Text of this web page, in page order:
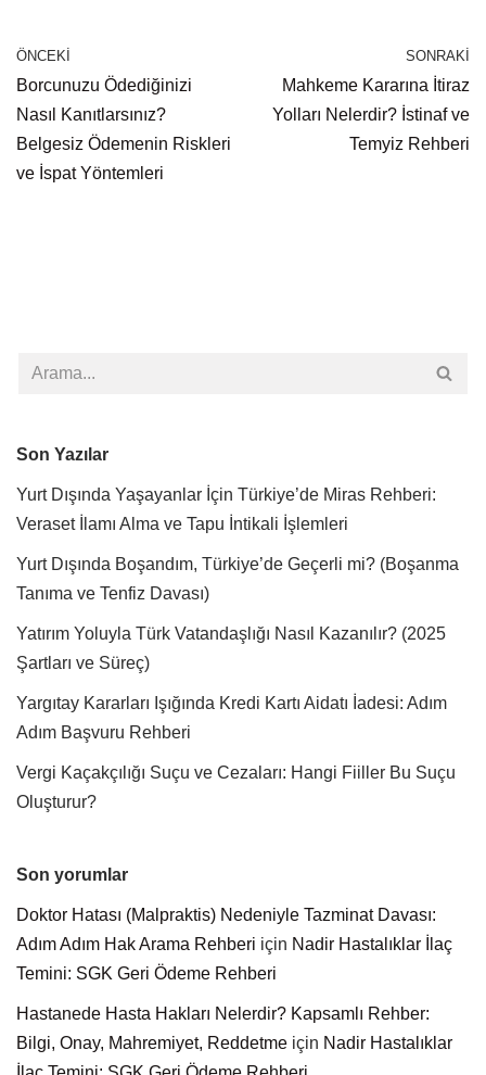
ÖNCEKI
Borcunuzu Ödediğinizi
Nasıl Kanıtlarsınız?
Belgesiz Ödemenin Riskleri
ve İspat Yöntemleri
SONRAKI
Mahkeme Kararına İtiraz
Yolları Nelerdir? İstinaf ve
Temyiz Rehberi
Son Yazılar
Yurt Dışında Yaşayanlar İçin Türkiye’de Miras Rehberi:
Veraset İlamı Alma ve Tapu İntikali İşlemleri
Yurt Dışında Boşandım, Türkiye’de Geçerli mi? (Boşanma
Tanıma ve Tenfiz Davası)
Yatırım Yoluyla Türk Vatandaşlığı Nasıl Kazanılır? (2025
Şartları ve Süreç)
Yargıtay Kararları Işığında Kredi Kartı Aidatı İadesi: Adım
Adım Başvuru Rehberi
Vergi Kaçakçılığı Suçu ve Cezaları: Hangi Fiiller Bu Suçu
Oluşturur?
Son yorumlar
Doktor Hatası (Malpraktis) Nedeniyle Tazminat Davası:
Adım Adım Hak Arama Rehberi için Nadir Hastalıklar İlaç
Temini: SGK Geri Ödeme Rehberi
Hastanede Hasta Hakları Nelerdir? Kapsamlı Rehber:
Bilgi, Onay, Mahremiyet, Reddetme için Nadir Hastalıklar